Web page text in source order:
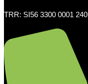
TRR: SI56 3300 0001